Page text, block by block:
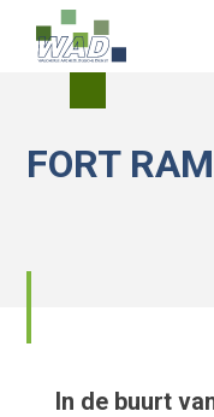
FORT
In de buurt